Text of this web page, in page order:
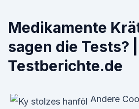
Medikamente
sagen die Tests? |
Testberichte.de
Andere